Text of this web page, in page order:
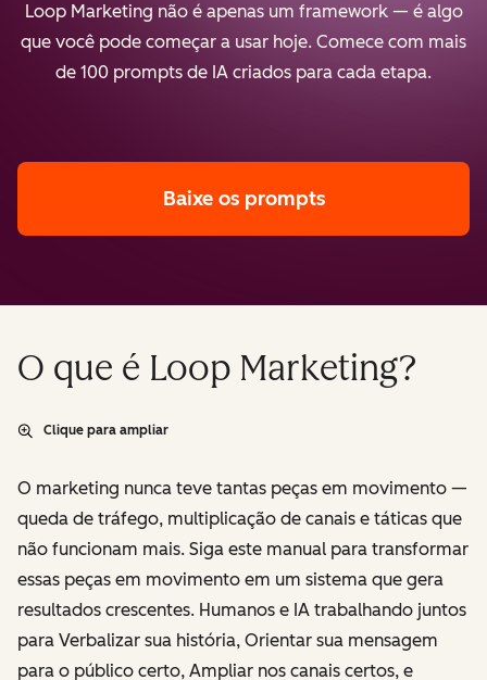
Loop Marketing não é apenas um framework — é algo
que você pode começar a usar hoje. Comece com mais
de 100 prompts de IA criados para cada etapa.
Baixe os prompts
O que é Loop Marketing?
Clique para ampliar
O marketing nunca teve tantas peças em movimento —
queda de tráfego, multiplicação de canais e táticas que
não funcionam mais. Siga este manual para transformar
essas peças em movimento em um sistema que gera
resultados crescentes. Humanos e IA trabalhando juntos
para Verbalizar sua história, Orientar sua mensagem
para o público certo, Ampliar nos canais certos, e